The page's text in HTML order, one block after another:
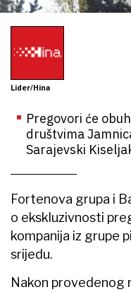
Lider/Hina
Pregovori će
društvima
Sarajevski
Fortenova grupa i
o ekskluzivnosti
kompanija iz grupe
srijedu.
Nakon provedenog